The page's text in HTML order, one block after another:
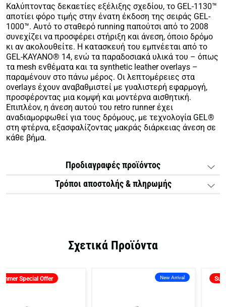
Καλύπτοντας δεκαετίες εξέλιξης σχεδίου, το GEL-1130™
αποτίει φόρο τιμής στην ένατη έκδοση της σειράς GEL-
1000™. Αυτό το σταθερό running παπούτσι από το 2008
συνεχίζει να προσφέρει στήριξη και άνεση, όποιο δρόμο
κι αν ακολουθείτε. Η κατασκευή του εμπνέεται από το
GEL-KAYANO® 14, ενώ τα παραδοσιακά υλικά του – όπως
τα mesh ενθέματα και τα synthetic leather overlays –
παραμένουν στο πάνω μέρος. Οι λεπτομέρειες στα
overlays έχουν αναβαθμιστεί με γυαλιστερή εφαρμογή,
προσφέροντας μια κομψή και μοντέρνα αισθητική.
Επιπλέον, η άνεση αυτού του retro runner έχει
αναδιαμορφωθεί για τους δρόμους, με τεχνολογία GEL®
στη φτέρνα, εξασφαλίζοντας μακράς διάρκειας άνεση σε
κάθε βήμα.
Προδιαγραφές προϊόντος
Τρόποι αποστολής & πληρωμής
Σχετικά Προϊόντα
Summer Special Offer